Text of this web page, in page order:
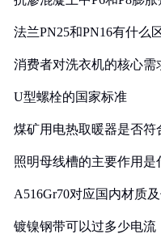
法兰PN25和PN16有什么
消费者对洗衣机的核心需
U型螺栓的国家标准
煤矿用电热取暖器是否符
照明母线槽的主要作用是
A516Gr70对应国内材质
镀镍钢带可以过多少电流